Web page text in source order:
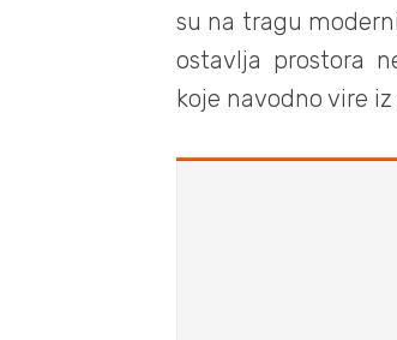
su na tragu
ostavlja prostora
koje navodno vire